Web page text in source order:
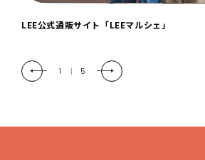
「LEE DAYS」本物志向にときめく。大人カ
2 | 5